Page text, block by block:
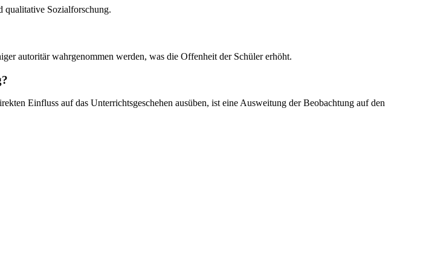
qualitative Sozialforschung.
autoritär wahrgenommen werden, was die Offenheit der Schüler erhöht.
Einfluss auf das Unterrichtsgeschehen ausüben, ist eine Ausweitung der Beobachtung auf den